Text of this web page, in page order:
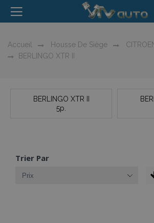
Accueil Housse De Siège
BERLINGO XTR II
BERLINGO XTR II
5p.
Trier Par